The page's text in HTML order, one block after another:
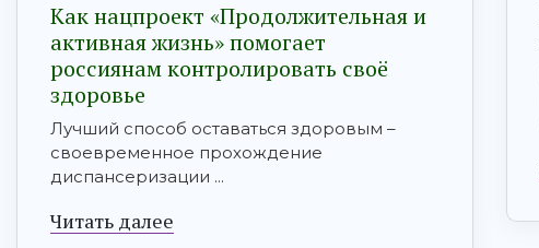
Как нацпроект «Продолжительная и
активная жизнь» помогает
россиянам контролировать своё
здоровье
Лучший способ оставаться здоровым –
своевременное прохождение
диспансеризации ...
Читать далее